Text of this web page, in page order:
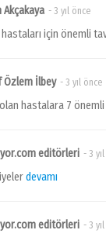
Akçakaya - 3 yıl önce
için önemli
Özlem İlbey - 3 yıl önce
hastalara 7
editörleri - 3
devamı
editörleri - 3